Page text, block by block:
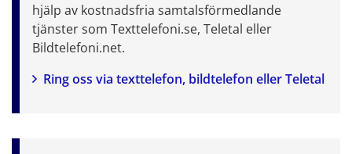
hjälp av kostnadsfria samtalsförmedlande
tjänster som Texttelefoni.se, Teletal eller
Bildtelefoni.net.
Ring oss via texttelefon, bildtelefon eller Teletal